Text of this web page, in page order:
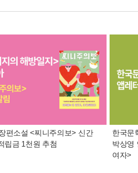
편소설 <찌니주의보> 신간
립금 1천원 추첨
한국문
박상영
여자>